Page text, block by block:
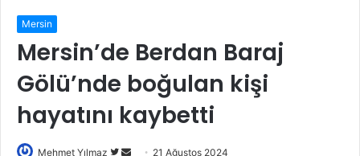
Mersin
Mersin’de Berdan Baraj
Gölü’nde boğulan kişi
hayatını kaybetti
Mehmet Yılmaz
Twitter'da
Bir
21 Ağustos 2024